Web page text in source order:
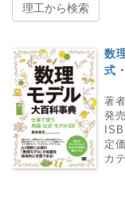
理工から検索
数
式
著
発
定
カ